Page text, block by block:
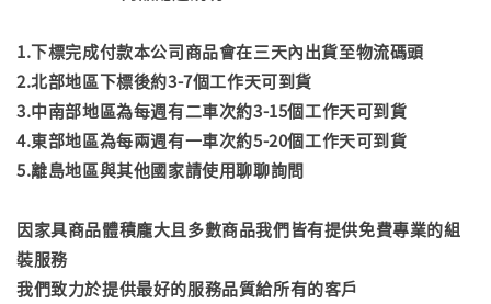
1.下標完成付款本公司商品會在三天內出貨至物流碼頭
2.北部地區下標後約3-7個工作天可到貨
3.中南部地區為每週有二車次約3-15個工作天可到貨
4.東部地區為每兩週有一車次約5-20個工作天可到貨
5.離島地區與其他國家請使用聊聊詢問
因家具商品體積龐大且多數商品我們皆有提供免費專業的組
裝服務
我們致力於提供最好的服務品質給所有的客戶